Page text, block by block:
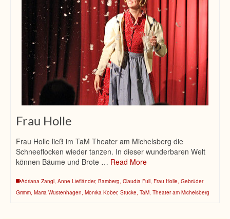
Frau Holle
Frau Holle ließ im TaM Theater am Michelsberg die
Schneeflocken wieder tanzen. In dieser wunderbaren Welt
können Bäume und Brote … Read More
Adriana Zangl, Anne Liefländer, Bamberg, Claudia Full, Frau Holle, Gebrüder
Grimm, Maria Wüstenhagen, Monika Kober, Stücke, TaM, Theater am Michelsberg